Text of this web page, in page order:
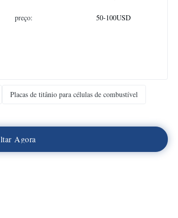
preço: 50-100USD
Placas de titânio para células de combustível
ltar Agora